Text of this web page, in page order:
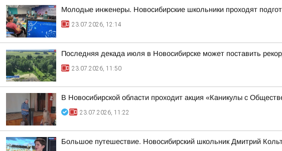
Молодые инженеры. Новосибирские школьники проходят
23.07.2026, 12:14
Последняя декада июля в Новосибирске может поставить
23.07.2026, 11:50
В Новосибирской области проходит акция «Каникулы с
23.07.2026, 11:22
Большое путешествие. Новосибирский школьник Дмитрий